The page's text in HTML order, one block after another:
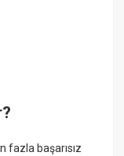
fazla başarısız